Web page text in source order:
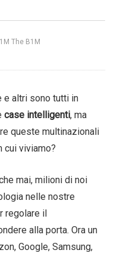
The B1M
e altri sono tutti in
case intelligenti, ma
queste multinazionali
cui viviamo?
mai, milioni di noi
nelle nostre
regolare il
alla porta. Ora un
Google, Samsung,